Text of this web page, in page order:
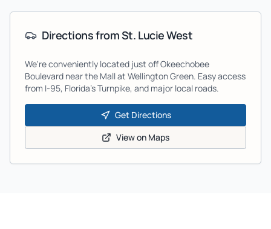
Directions fromSt. Lucie West
We're conveniently located just off Okeechobee
Boulevard near the Mall at Wellington Green. Easy access
from I-95, Florida's Turnpike, and major local roads.
Get Directions
View on Maps